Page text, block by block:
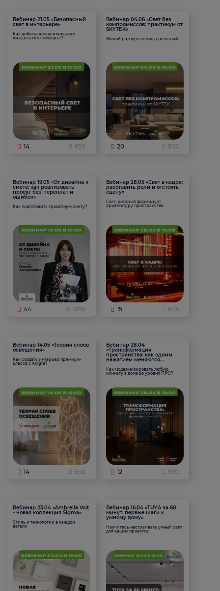
Вебинар 21.05 «Безопасный
свет в интерьере»
Как добиться максимального
визуального комфорта?
14 650
Вебинар 04.06 «Свет без
компромиссов: практикум от
SKYTEK»
Живой разбор световых решений
20 802
Вебинар 19.05 «От дизайна к
смете: как реализовать
проект без переплат и
ошибок»
Как подготовить грамотную смету?
44 1095
Вебинар 28.05 «Свет в кадре:
расставить роли и отстоять
сцену»
Свет, который формирует
архитектуру пространства.
15 646
Вебинар 14.05 «Теория слоев
освещения»
Как создать интерьер премиум-
класса с Arlight?
14 650
Вебинар 28.04
«Трансформация
пространства: как одним
нажатием меняются
Как модернизировать любую
комнату в доме до уровня ПРО?
12 950
Вебинар 23.04 «Ambrella Volt
- новая коллекция Sigma»
Стиль и технологии в каждой
детали
Вебинар 16.04 «TUYA за 60
минут: первые шаги к
умному дому»
Научитесь настраивать умный свет
для ваших проектов